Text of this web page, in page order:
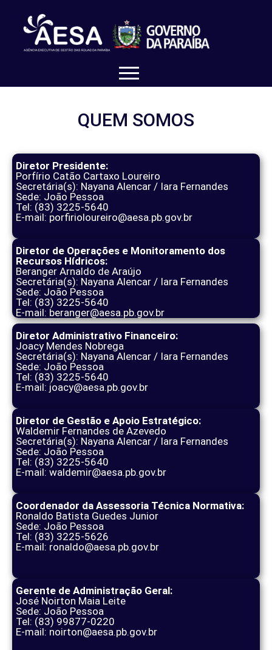
QUEM SOMOS
Diretor Presidente:
Porfírio Catão Cartaxo Loureiro
Secretária(s): Nayana Alencar / Iara Fernandes
Sede: João Pessoa
Tel: (83) 3225-5640
E-mail: porfirioloureiro@aesa.pb.gov.br
Diretor de Operações e Monitoramento dos
Recursos Hídricos:
Beranger Arnaldo de Araújo
Secretária(s): Nayana Alencar / Iara Fernandes
Sede: João Pessoa
Tel: (83) 3225-5640
E-mail: beranger@aesa.pb.gov.br
Diretor Administrativo Financeiro:
Joacy Mendes Nobrega
Secretária(s): Nayana Alencar / Iara Fernandes
Sede: João Pessoa
Tel: (83) 3225-5640
E-mail: joacy@aesa.pb.gov.br
Diretor de Gestão e Apoio Estratégico:
Waldemir Fernandes de Azevedo
Secretária(s): Nayana Alencar / Iara Fernandes
Sede: João Pessoa
Tel: (83) 3225-5640
E-mail: waldemir@aesa.pb.gov.br
Coordenador da Assessoria Técnica Normativa:
Ronaldo Batista Guedes Junior
Sede: João Pessoa
Tel: (83) 3225-5626
E-mail: ronaldo@aesa.pb.gov.br
Gerente de Administração Geral:
José Noirton Maia Leite
Sede: João Pessoa
Tel: (83) 99877-0220
E-mail: noirton@aesa.pb.gov.br